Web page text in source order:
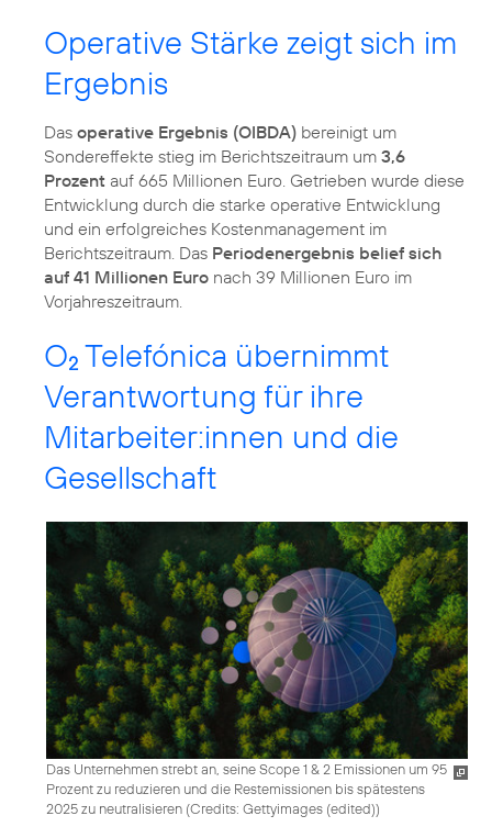
Operative Stärke zeigt sich im
Ergebnis
Das operative Ergebnis (OIBDA) bereinigt um
Sondereffekte stieg im Berichtszeitraum um 3,6
Prozent auf 665 Millionen Euro. Getrieben wurde diese
Entwicklung durch die starke operative Entwicklung
und ein erfolgreiches Kostenmanagement im
Berichtszeitraum. Das Periodenergebnis belief sich
auf 41 Millionen Euro nach 39 Millionen Euro im
Vorjahreszeitraum.
O2 Telefónica übernimmt
Verantwortung für ihre
Mitarbeiter:innen und die
Gesellschaft
Das Unternehmen strebt an, seine Scope 1 & 2 Emissionen um 95
Prozent zu reduzieren und die Restemissionen bis spätestens
2025 zu neutralisieren (Credits: Gettyimages (edited))